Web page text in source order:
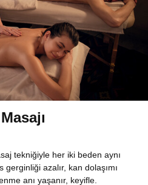
tekniğiyle her iki beden aynı
azalır, kan dolaşımı
anı yaşanır, keyifle.